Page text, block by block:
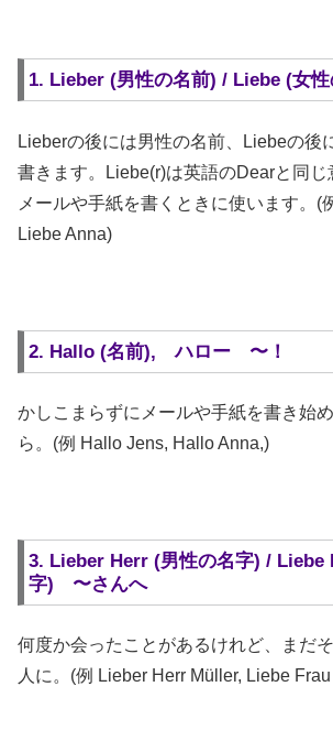
1. Lieber (男性の名前) / Liebe (女
Lieberの後には男性の名前、Liebeの後
書きます。Liebe(r)は英語のDearと同じ
メールや手紙を書くときに使います。(
Liebe Anna)
2. Hallo (名前), ハロー 〜！
かしこまらずにメールや手紙を書き始
ら。(例 Hallo Jens, Hallo Anna,)
3. Lieber Herr (男性の名字) / Liebe
字) 〜さんへ
何度か会ったことがあるけれど、まだ
人に。(例 Lieber Herr Müller, Liebe